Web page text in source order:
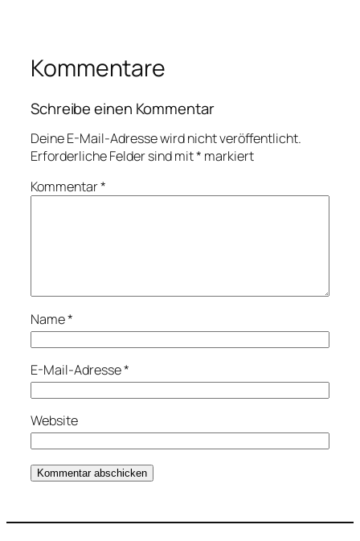
Kommentare
Schreibe einen Kommentar
Deine E-Mail-Adresse wird nicht veröffentlicht.
Erforderliche Felder sind mit* markiert
Kommentar*
Name*
E-Mail-Adresse*
Website